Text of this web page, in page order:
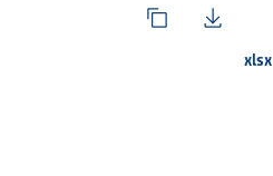
xlsx